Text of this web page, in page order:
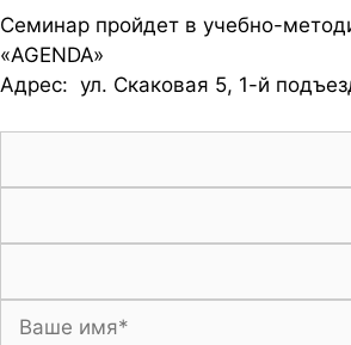
Семинар пройдет в учебно-
«AGENDA»
Адрес: ул. Скаковая 5, 1-й